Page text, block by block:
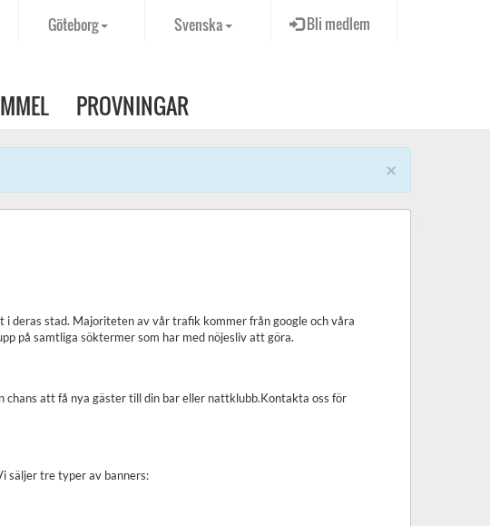
Bli medlem
Svenska
Göteborg
PROVNINGAR
×
deras stad. Majoriteten av vår trafik kommer från google och våra
på samtliga söktermer som har med nöjesliv att göra.
att få nya gäster till din bar eller nattklubb.Kontakta oss för
säljer tre typer av banners: